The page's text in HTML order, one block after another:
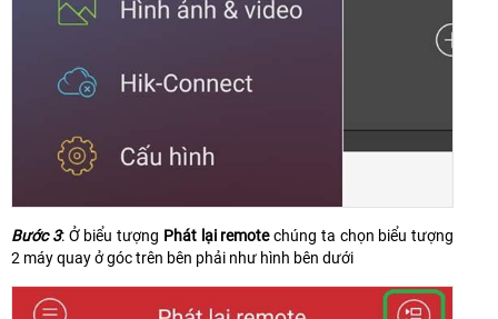
Bước 3: Ở biểu tượng Phát lại remotechúng ta chọn biểu tượng
2 máy quay ở góc trên bên phải như hình bên dưới